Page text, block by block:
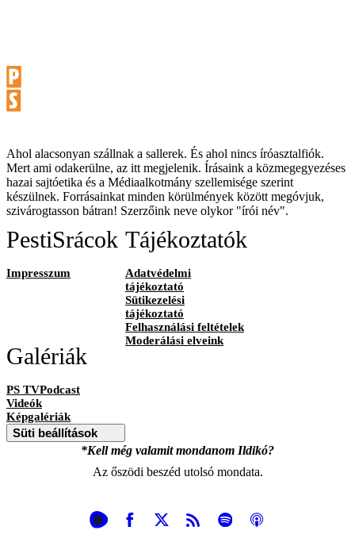
Ahol alacsonyan szállnak a sallerek. És ahol nincs íróasztalfiók.
Mert ami odakerülne, az itt megjelenik. Írásaink a közmegegyezéses
hazai sajtóetika és a Médiaalkotmány szellemisége szerint
készülnek. Forrásainkat minden körülmények között megóvjuk,
szivárogtasson bátran! Szerzőink neve olykor "írói név".
PestiSrácok
Impresszum
Tájékoztatók
Adatvédelmi
tájékoztató
Sütikezelési
tájékoztató
Felhasználási feltételek
Moderálási elveink
Galériák
PS TVPodcast
Videók
Képgalériák
Süti beállítások
*Kell még valamit mondanom Ildikó?
Az őszödi beszéd utolsó mondata.